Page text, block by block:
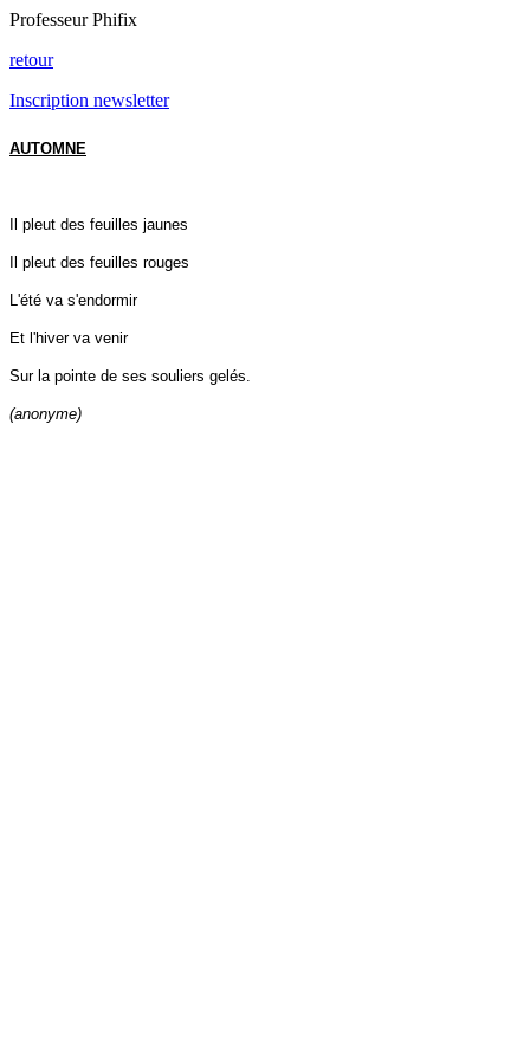
Professeur Phifix
retour
Inscription newsletter
AUTOMNE
Il pleut des feuilles jaunes
Il pleut des feuilles rouges
L'été va s'endormir
Et l'hiver va venir
Sur la pointe de ses souliers gelés.
(anonyme)